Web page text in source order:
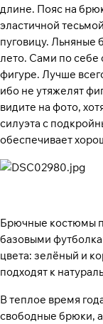
длине. Пояс на
эластичной
пуговицу. Льняные
лето. Сами по себе
фигуре. Лучше
ибо не утяжелят
видите на фото,
силуэта с
обеспечивает
Брючные костюмы
базовыми
цвета: зелёный и
подходят к
В теплое время
свободные брюки,